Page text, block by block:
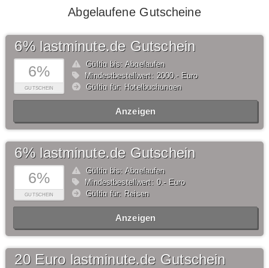
Abgelaufene Gutscheine
6%
GUTSCHEIN
6% lastminute.de Gutschein
Gültig bis: Abgelaufen
Mindestbestellwert: 2000,- Euro
Gültig für: Hotelbuchungen
Anzeigen
6%
GUTSCHEIN
6% lastminute.de Gutschein
Gültig bis: Abgelaufen
Mindestbestellwert: 0,- Euro
Gültig für: Reisen
Anzeigen
20 Euro lastminute.de Gutschein